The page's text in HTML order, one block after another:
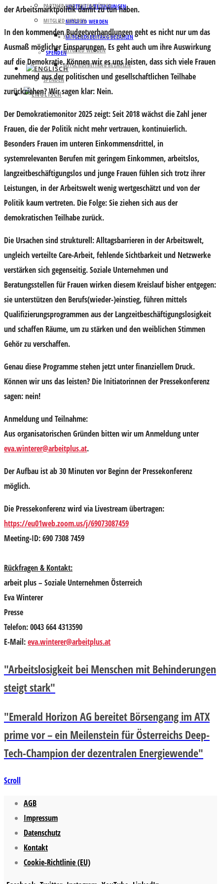
VORTEILE & BEDINGUNGEN
MITGLIED WERDEN
MITGLIEDSBEITRAG BEZAHLEN
SPENDEN
PARTNER UND UNTERSTÜTZER
MITGLIED WERDEN
VORTEILE & BEDINGUNGEN
MITGLIED WERDEN
MITGLIEDSBEITRAG BEZAHLEN
SPENDEN
der Arbeitsmarktpolitik damit zu tun haben.
In den kommenden Budgetverhandlungen geht es nicht nur um das
Ausmaß möglicher Einsparungen. Es geht auch um ihre Auswirkung
auf die Demokratie. Können wir es uns leisten, dass sich viele Frauen
zunehmend aus der politischen und gesellschaftlichen Teilhabe
zurückziehen? Wir sagen klar: Nein.
Der Demokratiemonitor 2025 zeigt: Seit 2018 wächst die Zahl jener
Frauen, die der Politik nicht mehr vertrauen, kontinuierlich.
Besonders Frauen im unteren Einkommensdrittel, in
systemrelevanten Berufen mit geringem Einkommen, arbeitslos,
langzeitbeschäftigungslos und junge Frauen fühlen sich trotz ihrer
Leistungen, in der Arbeitswelt wenig wertgeschätzt und von der
Politik kaum vertreten. Die Folge: Sie ziehen sich aus der
demokratischen Teilhabe zurück.
Die Ursachen sind strukturell: Alltagsbarrieren in der Arbeitswelt,
ungleich verteilte Care-Arbeit, fehlende Sichtbarkeit und Netzwerke
verstärken sich gegenseitig. Soziale Unternehmen und
Beratungsstellen für Frauen wirken diesem Kreislauf bisher entgegen:
sie unterstützen den Berufs(wieder-)einstieg, führen mittels
Qualifizierungsprogrammen aus der Langzeitbeschäftigungslosigkeit
und schaffen Räume, um zu stärken und den weiblichen Stimmen
Gehör zu verschaffen.
Genau diese Programme stehen jetzt unter finanziellem Druck.
Können wir uns das leisten? Die Initiatorinnen der Pressekonferenz
sagen: nein!
Anmeldung und Teilnahme:
Aus organisatorischen Gründen bitten wir umAnmeldung unter
eva.winterer@arbeitplus.at.
Der Aufbau ist ab 30 Minuten vor Beginn der Pressekonferenz
möglich.
Die Pressekonferenz wird via Livestreamübertragen:
https://eu01web.zoom.us/j/69073087459
Meeting-ID: 690 7308 7459
Rückfragen & Kontakt:
arbeit plus – Soziale Unternehmen Österreich
Eva Winterer
Presse
Telefon: 0043 664 4313590
E-Mail:eva.winterer@arbeitplus.at
"Arbeitslosigkeit bei Menschen mit Behinderungen
steigt stark"
"Emerald Horizon AG bereitet Börsengang im ATX
prime vor – ein Meilenstein für Österreichs Deep-
Tech-Champion der dezentralen Energiewende"
Scroll
AGB
Impressum
Datenschutz
Kontakt
Cookie-Richtlinie (EU)